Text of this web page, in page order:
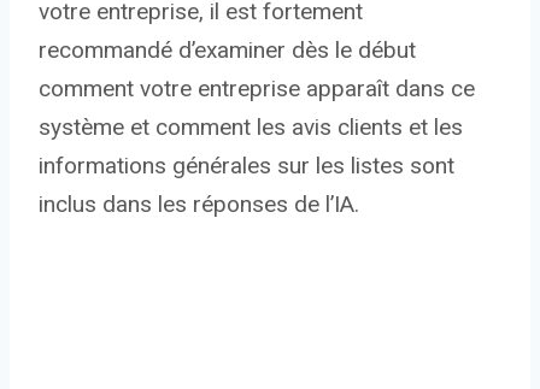
votre entreprise, il est fortement
recommandé d’examiner dès le début
comment votre entreprise apparaît dans ce
système et comment les avis clients et les
informations générales sur les listes sont
inclus dans les réponses de l’IA.